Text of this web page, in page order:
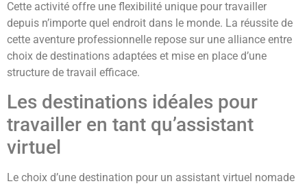
Cette activité offre une flexibilité unique pour travailler
depuis n’importe quel endroit dans le monde. La réussite de
cette aventure professionnelle repose sur une alliance entre
choix de destinations adaptées et mise en place d’une
structure de travail efficace.
Les destinations idéales pour
travailler en tant qu’assistant
virtuel
Le choix d’une destination pour un assistant virtuel nomade